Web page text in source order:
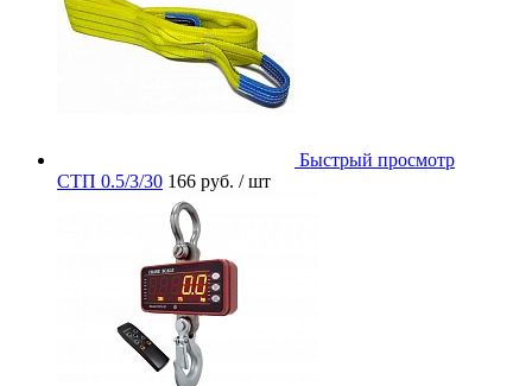
Быстрый просмотр
СТП 0.5/3/30 166 руб. / шт